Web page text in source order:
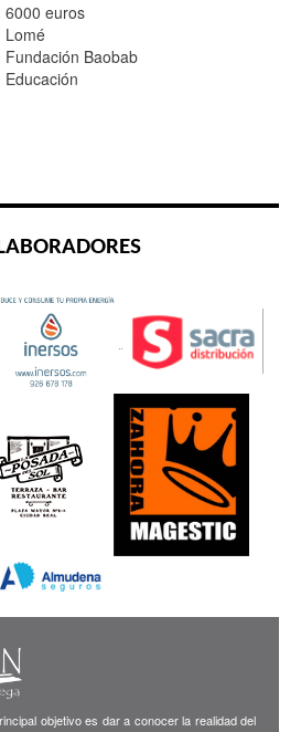
6000 euros
Lomé
Fundación Baobab
Educación
objetivo es dar a conocer la realidad del